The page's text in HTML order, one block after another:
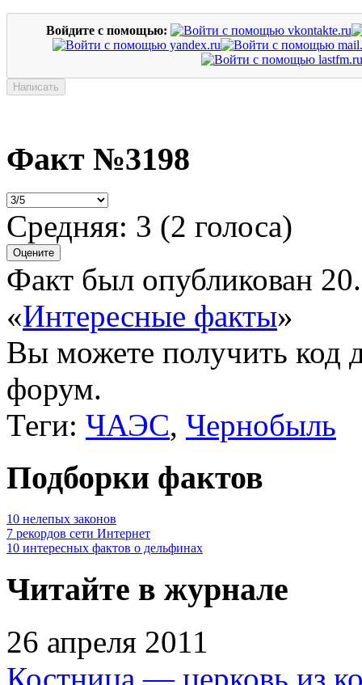
Войдите с помощью:
Факт №3198
Средняя: 3 (2 голоса)
Факт был опубликован
«Интересные факты»
Вы можете получить код
форум.
Теги: ЧАЭС, Чернобыль
Подборки фактов
10 нелепых законов
7 рекордов сети Интернет
10 интересных фактов о дельфинах
Читайте в журнале
26 апреля 2011